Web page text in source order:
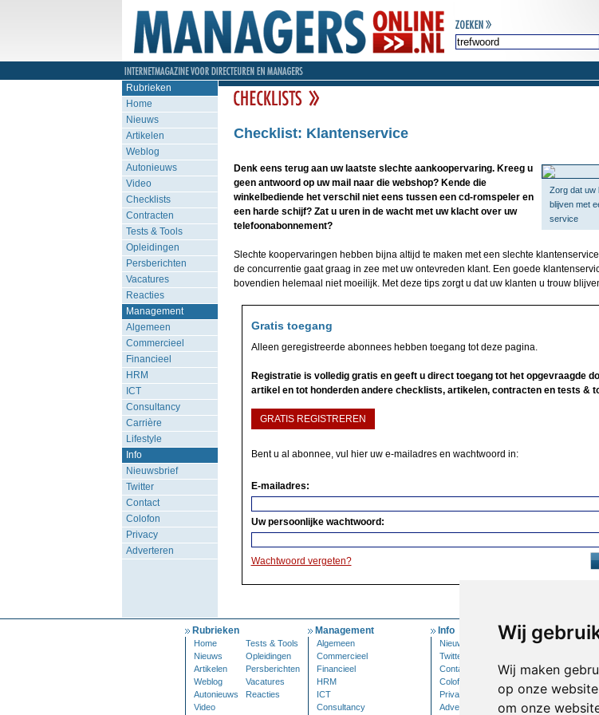
Wij
Wij maken
op onze
om onze
Rubrieken
Home
Nieuws
Artikelen
Weblog
Autonieuws
Video
Checklists
Contracten
Tests & Tools
Opleidingen
Persberichten
Vacatures
Reacties
Management
Algemeen
Commercieel
Financieel
HRM
ICT
Consultancy
Carrière
Lifestyle
Info
Nieuwsbrief
Twitter
Contact
Colofon
Privacy
Adverteren
Checklist: Klantenservice
Zorg dat uw
blijven met
service
Denk eens terug aan uw laatste slechte aankoopervaring. Kreeg u
geen antwoord op uw mail naar die webshop? Kende die
winkelbediende het verschil niet eens tussen een cd-romspeler en
een harde schijf? Zat u uren in de wacht met uw klacht over uw
telefoonabonnement?
Slechte koopervaringen hebben bijna altijd te maken met een slechte
de concurrentie gaat graag in zee met uw ontevreden klant. Een goede
bovendien helemaal niet moeilijk. Met deze tips zorgt u dat uw klanten u trouw
Gratis toegang
Alleen geregistreerde abonnees hebben toegang tot deze pagina.
Registratie is volledig gratis en geeft u direct toegang tot het opgevraagde
artikel en tot honderden andere checklists, artikelen, contracten en tests &
GRATIS REGISTREREN
Bent u al abonnee, vul hier uw e-mailadres en wachtwoord in:
E-mailadres:
Uw persoonlijke wachtwoord:
Wachtwoord vergeten?
Rubrieken
Home
Tests & Tools
Nieuws
Opleidingen
Artikelen
Persberichten
Weblog
Vacatures
Autonieuws
Reacties
Video
Management
Algemeen
Commercieel
Financieel
HRM
ICT
Consultancy
Info
Nieuwsbrief
Twitter
Contact
Colofon
Privacy
Adverteren
Mijn